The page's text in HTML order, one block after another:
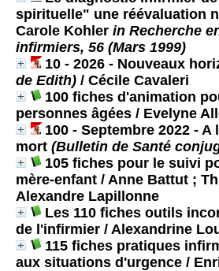
spirituelle" une réévaluation
Carole Kohler in Recherche
infirmiers, 56 (Mars 1999)
10 - 2026 - Nouveaux
de Edith) / Cécile Cavaleri
100 fiches d'animation
personnes âgées / Evelyne
100 - Septembre 2022 - A
mort (Bulletin de Santé
105 fiches pour le suivi
mère-enfant / Anne Battut ;
Alexandre Lapillonne
Les 110 fiches outils
de l'infirmier / Alexandrine
115 fiches pratiques
aux situations d'urgence /